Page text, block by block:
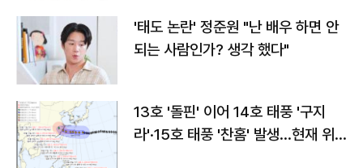
'태도 논란' 정준원 "난 배우 하면 안
되는 사람인가? 생각 했다"
13호 '돌핀' 이어 14호 태풍 '구지
라'·15호 태풍 '찬홈' 발생…현재 위